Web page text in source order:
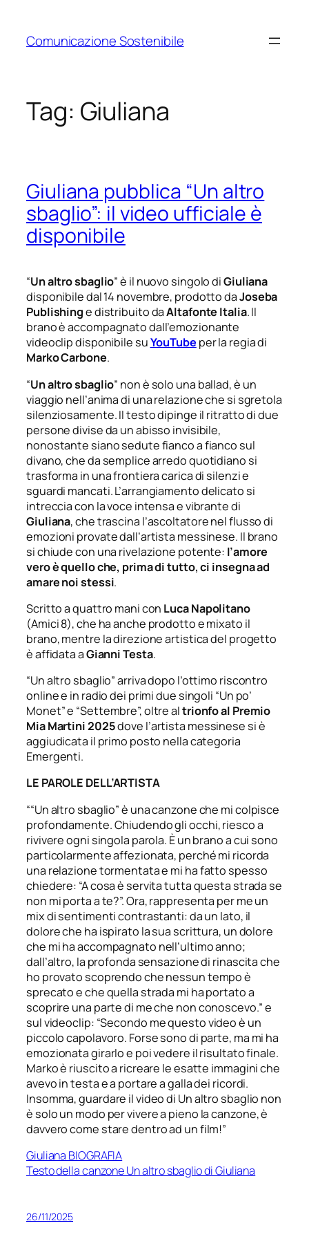
contenuto
Comunicazione Sostenibile
Tag: Giuliana
Giuliana pubblica “Un altro
sbaglio”: il video ufficiale è
disponibile
“Un altro sbaglio” è il nuovo singolo diGiuliana
disponibile dal 14 novembre, prodotto daJoseba
Publishinge distribuito daAltafonte Italia. Il
brano è accompagnato dall’emozionante
videoclip disponibile suYouTube per la regia di
Marko Carbone.
“Un altro sbaglio” non è solo una ballad, è un
viaggio nell’anima di una relazione che si sgretola
silenziosamente. Il testo dipinge il ritratto di due
persone divise da un abisso invisibile,
nonostante siano sedute fianco a fianco sul
divano, che da semplice arredo quotidiano si
trasforma in una frontiera carica di silenzi e
sguardi mancati. L’arrangiamento delicato si
intreccia con la voce intensa e vibrante di
Giuliana, che trascina l’ascoltatore nel flusso di
emozioni provate dall’artista messinese. Il brano
si chiude con una rivelazione potente: l’amore
vero è quello che, prima di tutto, ci insegna ad
amare noi stessi.
Scritto a quattro mani con Luca Napolitano
(Amici 8), che ha anche prodotto e mixato il
brano, mentre la direzione artistica del progetto
è affidata aGianni Testa.
“Un altro sbaglio” arriva dopo l’ottimo riscontro
online e in radio dei primi due singoli “Un po’
Monet” e “Settembre”, oltre altrionfo al Premio
Mia Martini 2025dove l’artista messinese si è
aggiudicata il primo posto nella categoria
Emergenti.
LE PAROLE DELL’ARTISTA
““Un altro sbaglio” è una canzone che mi colpisce
profondamente. Chiudendo gli occhi, riesco a
rivivere ogni singola parola. È un brano a cui sono
particolarmente affezionata, perché mi ricorda
una relazione tormentata e mi ha fatto spesso
chiedere: “A cosa è servita tutta questa strada se
non mi porta a te?”. Ora, rappresenta per me un
mix di sentimenti contrastanti: da un lato, il
dolore che ha ispirato la sua scrittura, un dolore
che mi ha accompagnato nell’ultimo anno;
dall’altro, la profonda sensazione di rinascita che
ho provato scoprendo che nessun tempo è
sprecato e che quella strada mi ha portato a
scoprire una parte di me che non conoscevo.”e
sul videoclip: “Secondo me questo video è un
piccolo capolavoro. Forse sono di parte, ma mi ha
emozionata girarlo e poi vedere il risultato finale.
Marko è riuscito a ricreare le esatte immagini che
avevo in testa e a portare a galla dei ricordi.
Insomma, guardare il video di Un altro sbaglio non
è solo un modo per vivere a pieno la canzone, è
davvero come stare dentro ad un film!”
Giuliana BIOGRAFIA
Testo della canzone Un altro sbaglio di Giuliana
26/11/2025